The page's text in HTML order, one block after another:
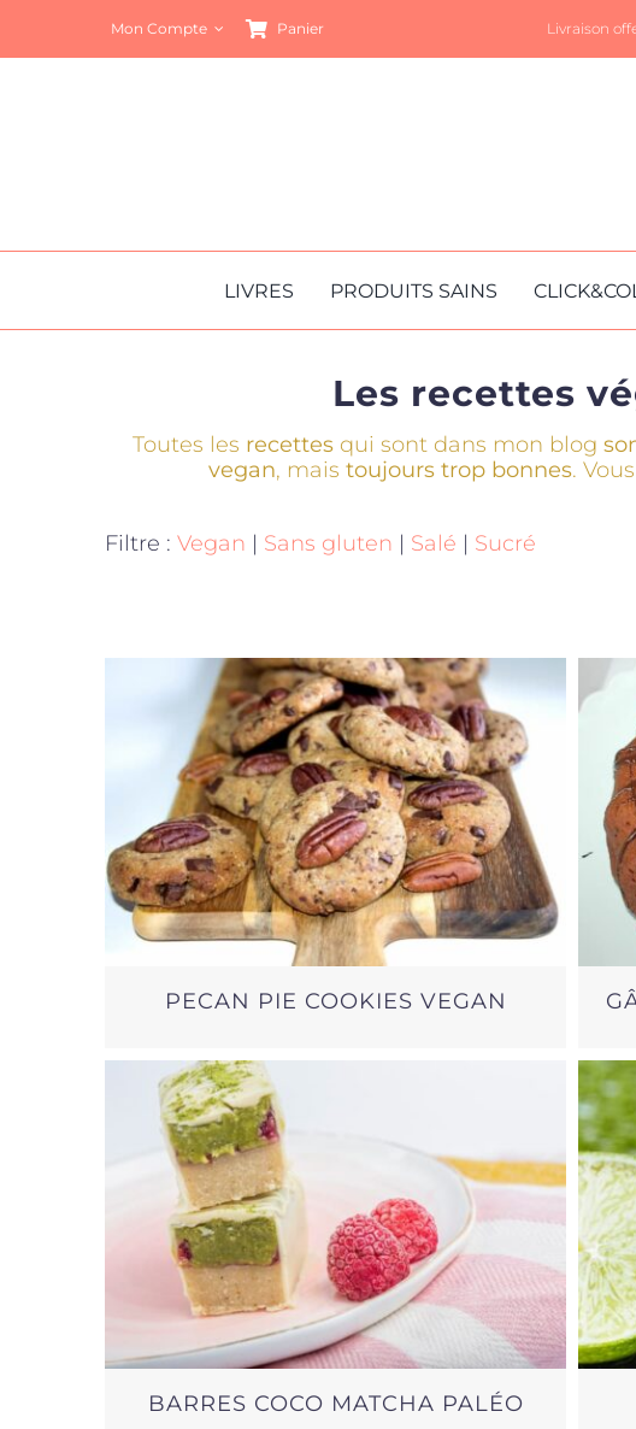
contenu
Mon Compte Panier Livraison
LIVRES PRODUITS SAINS
Les recettes
Toutes les recettesqui sont dans mon blog
vegan, mais toujours trop bonnes.
Filtre : Vegan | Sans gluten | Salé | Sucré
PECAN PIE COOKIES VEGAN
BARRES COCO MATCHA PALÉO